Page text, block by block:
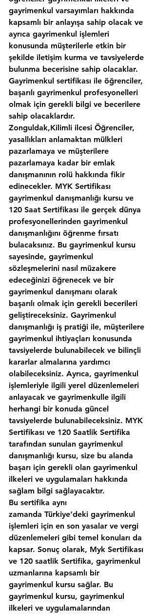
gayrimenkul varsayımları hakkında
kapsamlı bir anlayışa sahip olacak ve
ayrıca gayrimenkul işlemleri
konusunda müşterilerle etkin bir
şekilde iletişim kurma ve tavsiyelerde
bulunma becerisine sahip olacaklar.
Gayrimenkul sertifikası ile öğrenciler,
başarılı gayrimenkul profesyonelleri
olmak için gerekli bilgi ve becerilere
sahip olacaklardır.
Zonguldak,Kilimli ilcesi Öğrenciler,
yasallıkları anlamaktan mülkleri
pazarlamaya ve müşterilere
pazarlamaya kadar bir emlak
danışmanının rolü hakkında fikir
edinecekler. MYK Sertifikası
gayrimenkul danışmanlığı kursu ve
120 Saat Sertifikası ile gerçek dünya
profesyonellerinden gayrimenkul
danışmanlığını öğrenme fırsatı
bulacaksınız. Bu gayrimenkul kursu
sayesinde, gayrimenkul
sözleşmelerini nasıl müzakere
edeceğinizi öğrenecek ve bir
gayrimenkul danışmanı olarak
başarılı olmak için gerekli becerileri
geliştireceksiniz. Gayrimenkul
danışmanlığı iş pratiği ile, müşterilere
gayrimenkul ihtiyaçları konusunda
tavsiyelerde bulunabilecek ve bilinçli
kararlar almalarına yardımcı
olabileceksiniz. Ayrıca, gayrimenkul
işlemleriyle ilgili yerel düzenlemeleri
anlayacak ve gayrimenkulle ilgili
herhangi bir konuda güncel
tavsiyelerde bulunabileceksiniz. MYK
Sertifikası ve 120 Saatlik Sertifika
tarafından sunulan gayrimenkul
danışmanlığı kursu, size bu alanda
başarı için gerekli olan gayrimenkul
ilkeleri ve uygulamaları hakkında
sağlam bilgi sağlayacaktır.
Bu sertifika aynı
zamanda Türkiye‘deki gayrimenkul
işlemleri için en son yasalar ve vergi
düzenlemeleri gibi temel konuları da
kapsar. Sonuç olarak, Myk Sertifikası
ve 120 saatlik Sertifika, gayrimenkul
uzmanlarına kapsamlı bir
gayrimenkul kursu sağlar. Bu
gayrimenkul kursu, gayrimenkul
ilkeleri ve uygulamalarından